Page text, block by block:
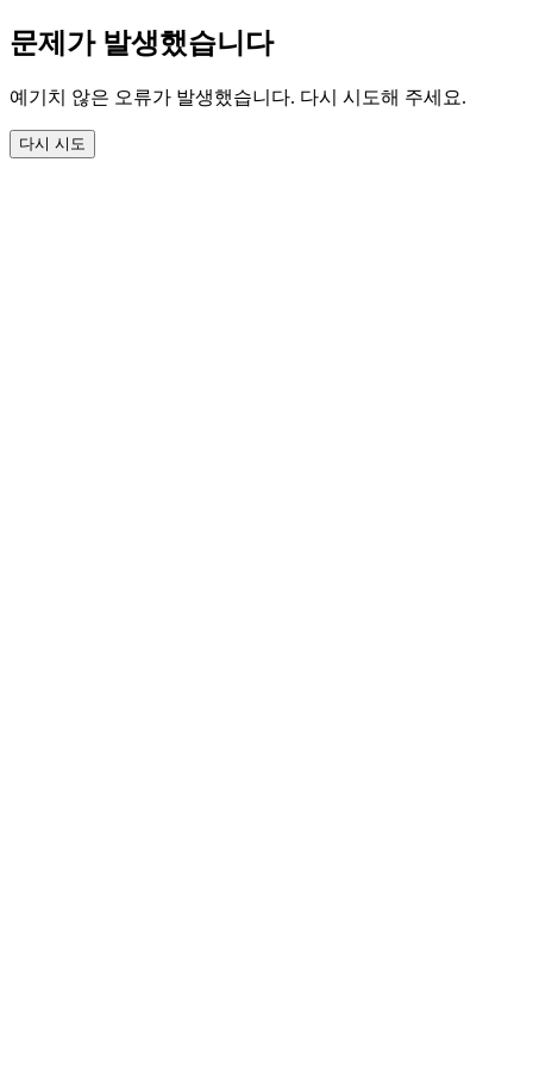
문제가 발생했습니다
예기치 않은 오류가 발생했습니다. 다시 시도해 주세요.
다시 시도